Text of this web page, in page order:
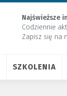
Najświeższe
Codziennie
Zapisz się na
SZKOLENIA